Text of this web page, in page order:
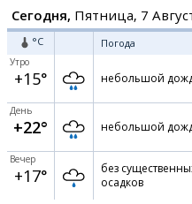
Сегодня, Пятница, 7
°C Погода
Утро
+15° небольшой
День
+22° небольшой
Вечер
+17°
без
осадков